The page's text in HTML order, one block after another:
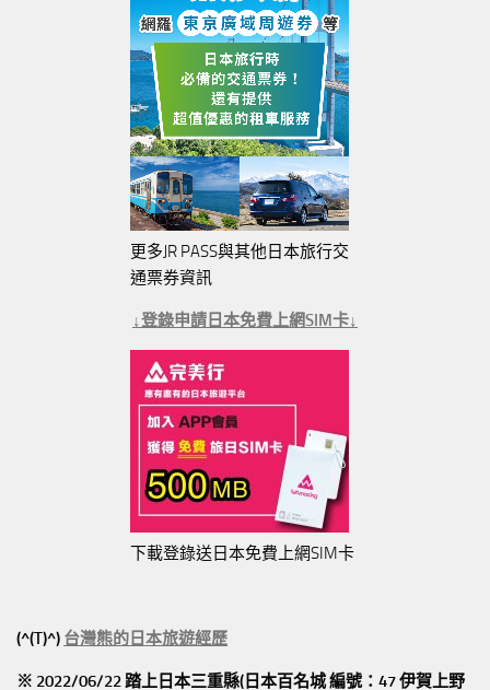
更多JR PASS與其他日本旅行交
通票券資訊
↓登錄申請日本免費上網SIM卡↓
下載登錄送日本免費上網SIM卡
(^(T)^) 台灣熊的日本旅遊經歷
※ 2022/06/22 踏上日本三重縣(日本百名城 編號：47 伊賀上野